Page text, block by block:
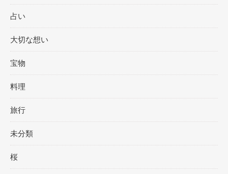
占い
大切な想い
宝物
料理
旅行
未分類
桜